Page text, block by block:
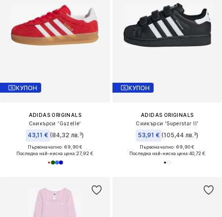
КУПОН
ADIDAS ORIGINALS
Сникърси 'Gazelle'
43,11 € (84,32 лв.³)
Първоначално: 69,90 €
Последна най-ниска цена:27,92 €
КУПОН
ADIDAS ORIGINALS
Сникърси 'Superstar II'
53,91 € (105,44 лв.³)
Първоначално: 69,90 €
Последна най-ниска цена:40,72 €